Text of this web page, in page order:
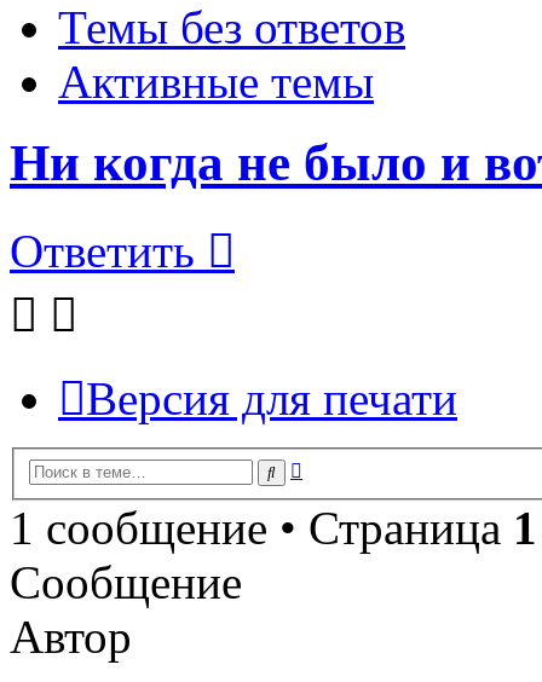
Темы без ответов
Активные темы
Ни когда не было и
Ответить
Версия для печати
Поиск
1 сообщение • Страница 1
Сообщение
Автор